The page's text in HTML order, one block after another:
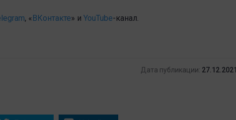
, « ВКонтакте» и YouTube-канал .
Дата публикации: 27.12.2021